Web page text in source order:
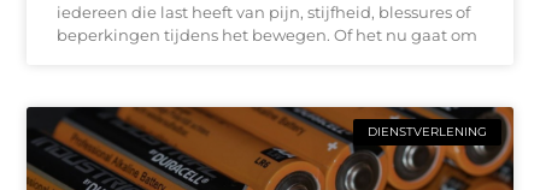
iedereen die last heeft van pijn, stijfheid, blessures of
beperkingen tijdens het bewegen. Of het nu gaat om
DIENSTVERLENING